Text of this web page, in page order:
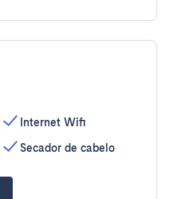
Internet Wifi
Secador de cabelo